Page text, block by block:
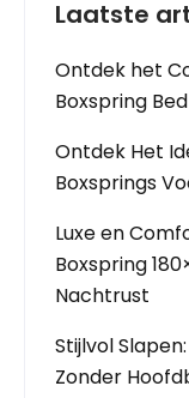
Laatste
Ontdek het
Boxspring Bed
Ontdek Het
Boxsprings
Luxe en
Boxspring
Nachtrust
Stijlvol
Zonder